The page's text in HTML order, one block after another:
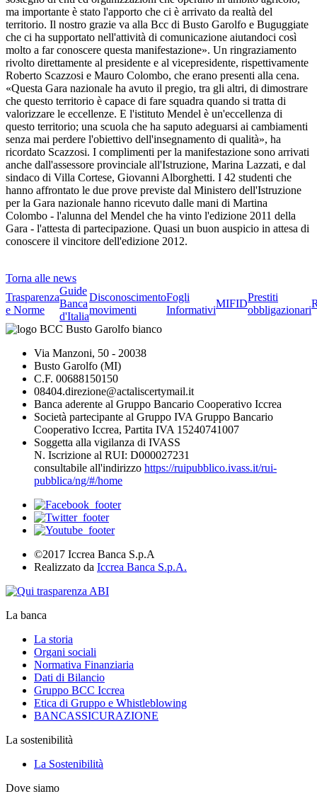
ma importante è stato l'apporto che ci è arrivato da realtà del
territorio. Il nostro grazie va alla Bcc di Busto Garolfo e Buguggiate
che ci ha supportato nell'attività di comunicazione aiutandoci così
molto a far conoscere questa manifestazione». Un ringraziamento
rivolto direttamente al presidente e al vicepresidente, rispettivamente
Roberto Scazzosi e Mauro Colombo, che erano presenti alla cena.
«Questa Gara nazionale ha avuto il pregio, tra gli altri, di dimostrare
che questo territorio è capace di fare squadra quando si tratta di
valorizzare le eccellenze. E l'istituto Mendel è un'eccellenza di
questo territorio; una scuola che ha saputo adeguarsi ai cambiamenti
senza mai perdere l'obiettivo dell'insegnamento di qualità», ha
ricordato Scazzosi. I complimenti per la manifestazione sono arrivati
anche dall'assessore provinciale all'Istruzione, Marina Lazzati, e dal
sindaco di Villa Cortese, Giovanni Alborghetti. I 42 studenti che
hanno affrontato le due prove previste dal Ministero dell'Istruzione
per la Gara nazionale hanno ricevuto dalle mani di Martina
Colombo - l'alunna del Mendel che ha vinto l'edizione 2011 della
Gara - l'attesta di partecipazione. Quasi un buon auspicio in attesa di
conoscere il vincitore dell'edizione 2012.
Torna alle news
Trasparenza
e Norme
Guide
Banca
d'Italia
Disconoscimento
movimenti
Fogli
Informativi
MIFID
Prestiti
obbligazionari
Via Manzoni, 50 - 20038
Busto Garolfo (MI)
C.F. 00688150150
08404.direzione@actaliscertymail.it
Banca aderente al Gruppo Bancario Cooperativo Iccrea
Società partecipante al Gruppo IVA Gruppo Bancario
Cooperativo Iccrea, Partita IVA 15240741007
Soggetta alla vigilanza di IVASS
N. Iscrizione al RUI: D000027231
consultabile all'indirizzo https://ruipubblico.ivass.it/rui-
pubblica/ng/#/home
©2017 Iccrea Banca S.p.A
Realizzato da Iccrea Banca S.p.A.
La banca
La storia
Organi sociali
Normativa Finanziaria
Dati di Bilancio
Gruppo BCC Iccrea
Etica di Gruppo e Whistleblowing
BANCASSICURAZIONE
La sostenibilità
La Sostenibilità
Dove siamo